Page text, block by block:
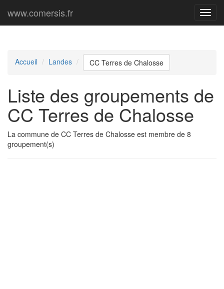
Menu
www.comersis.fr
Accueil Landes CC Terres de Chalosse
Liste des groupements de
CC Terres de Chalosse
La commune de CC Terres de Chalosse est membre de 8
groupement(s)